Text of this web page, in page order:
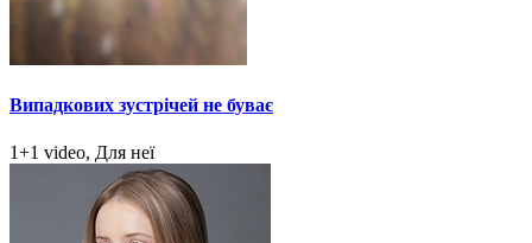
Випадкових зустрічей не буває
1+1 video, Для неї